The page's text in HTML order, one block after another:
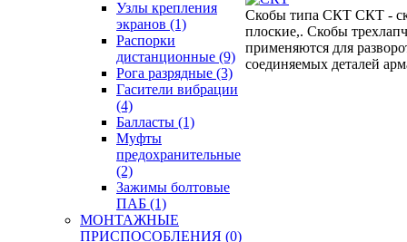
Узлы крепления
экранов (1)
Распорки
дистанционные (9)
Рога разрядные (3)
Гасители вибрации
(4)
Балласты (1)
Муфты
предохранительные
(2)
Зажимы болтовые
ПАБ (1)
МОНТАЖНЫЕ
ПРИСПОСОБЛЕНИЯ (0)
Скобы типа СКТ СКТ -
плоские,. Скобы
применяются для
соединяемых деталей